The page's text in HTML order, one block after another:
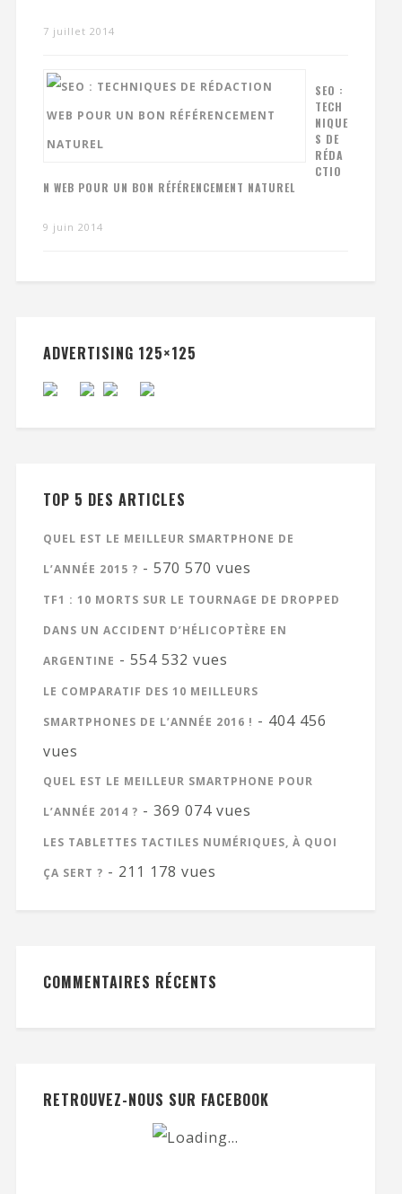
7 juillet 2014
SEO :
TECH
NIQUE
S DE
RÉDA
CTIO
N WEB POUR UN BON RÉFÉRENCEMENT NATUREL
9 juin 2014
ADVERTISING 125×125
TOP 5 DES ARTICLES
QUEL EST LE MEILLEUR SMARTPHONE DE
L’ANNÉE 2015 ? - 570 570 vues
TF1 : 10 MORTS SUR LE TOURNAGE DE DROPPED
DANS UN ACCIDENT D’HÉLICOPTÈRE EN
ARGENTINE - 554 532 vues
LE COMPARATIF DES 10 MEILLEURS
SMARTPHONES DE L’ANNÉE 2016 ! - 404 456
vues
QUEL EST LE MEILLEUR SMARTPHONE POUR
L’ANNÉE 2014 ? - 369 074 vues
LES TABLETTES TACTILES NUMÉRIQUES, À QUOI
ÇA SERT ? - 211 178 vues
COMMENTAIRES RÉCENTS
RETROUVEZ-NOUS SUR FACEBOOK